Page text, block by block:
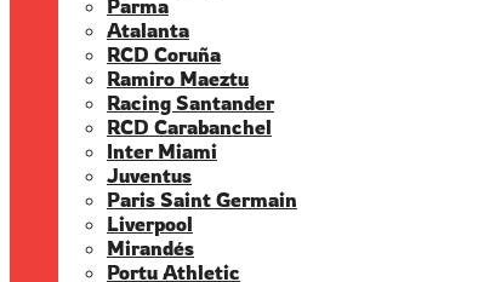
Parma
Atalanta
RCD Coruña
Ramiro Maeztu
Racing Santander
RCD Carabanchel
Inter Miami
Juventus
Paris Saint Germain
Liverpool
Mirandés
Portu Athletic